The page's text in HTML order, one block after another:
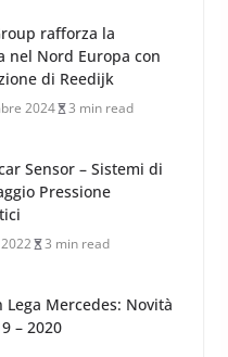
Sensor – Sistemi di
Pressione
3 min read
Mercedes: Novità
– 2020
2019
(2019)
2019 1 min read